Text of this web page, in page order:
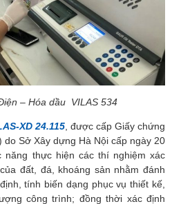
– Hóa dầu VILAS 534
XD 24.115 , được cấp Giấy chứng
do Sở Xây dựng Hà Nội cấp ngày 20
năng thực hiện các thí nghiệm xác
đất, đá, khoáng sản nhằm đánh
tính biến dạng phục vụ thiết kế,
công trình; đồng thời xác định